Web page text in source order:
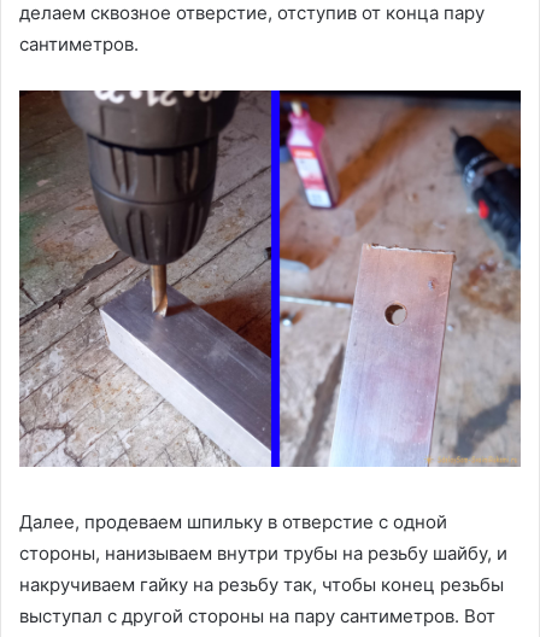
делаем сквозное отверстие, отступив от конца пару
сантиметров.
Далее, продеваем шпильку в отверстие с одной
стороны, нанизываем внутри трубы на резьбу шайбу, и
накручиваем гайку на резьбу так, чтобы конец резьбы
выступал с другой стороны на пару сантиметров. Вот